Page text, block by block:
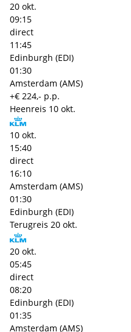
20 okt.
09:15
direct
11:45
Edinburgh (EDI)
01:30
Amsterdam (AMS)
+€ 224,- p.p.
Heenreis 10 okt.
10 okt.
15:40
direct
16:10
Amsterdam (AMS)
01:30
Edinburgh (EDI)
Terugreis 20 okt.
20 okt.
05:45
direct
08:20
Edinburgh (EDI)
01:35
Amsterdam (AMS)